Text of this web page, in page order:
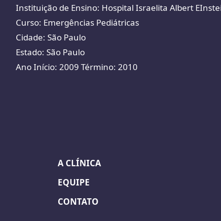
Instituição de Ensino: Hospital Israelita Albert
Curso: Emergências Pediátricas
Cidade: São Paulo
Estado: São Paulo
Ano Início: 2009 Término: 2010
A CLÍNICA
EQUIPE
CONTATO